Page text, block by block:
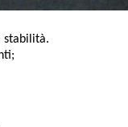
stabilità.